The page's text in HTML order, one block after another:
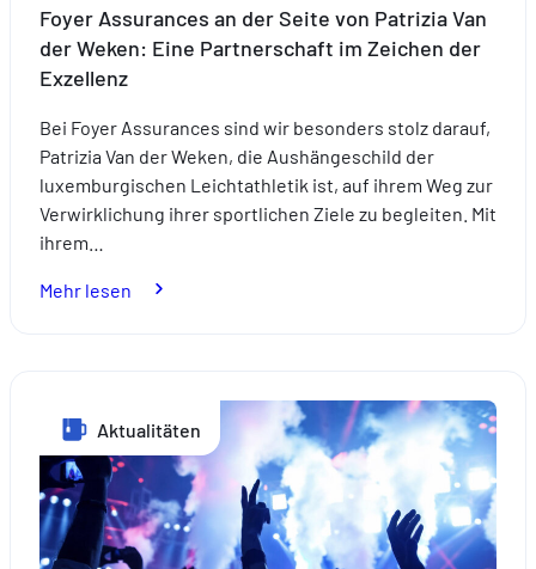
Foyer Assurances an der Seite von Patrizia Van
der Weken: Eine Partnerschaft im Zeichen der
Exzellenz
Bei Foyer Assurances sind wir besonders stolz darauf,
Patrizia Van der Weken, die Aushängeschild der
luxemburgischen Leichtathletik ist, auf ihrem Weg zur
Verwirklichung ihrer sportlichen Ziele zu begleiten. Mit
ihrem…
Mehr lesen
Seite
von
Patrizia
Van
der
Aktualitäten